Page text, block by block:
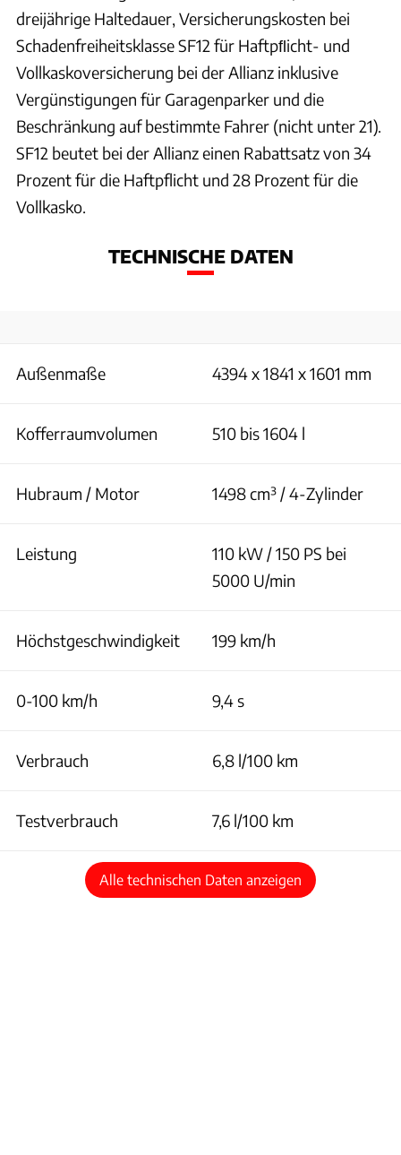
dreijährige Haltedauer, Versicherungskosten bei
Schadenfreiheitsklasse SF12 für Haftpﬂicht- und
Vollkaskoversicherung bei der Allianz inklusive
Vergünstigungen für Garagenparker und die
Beschränkung auf bestimmte Fahrer (nicht unter 21).
SF12 beutet bei der Allianz einen Rabattsatz von 34
Prozent für die Haftpflicht und 28 Prozent für die
Vollkasko.
TECHNISCHE DATEN
Außenmaße 4394 x 1841 x 1601 mm
Kofferraumvolumen 510 bis 1604 l
Hubraum / Motor 1498 cm³ / 4-Zylinder
Leistung
110 kW / 150 PS bei
5000 U/min
Höchstgeschwindigkeit 199 km/h
0-100 km/h 9,4 s
Verbrauch 6,8 l/100 km
Testverbrauch 7,6 l/100 km
Alle technischen Daten anzeigen